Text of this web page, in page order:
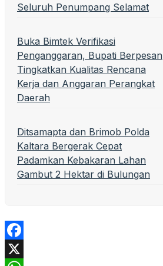
Seluruh Penumpang Selamat
Buka Bimtek Verifikasi
Penganggaran, Bupati Berpesan
Tingkatkan Kualitas Rencana
Kerja dan Anggaran Perangkat
Daerah
Ditsamapta dan Brimob Polda
Kaltara Bergerak Cepat
Padamkan Kebakaran Lahan
Gambut 2 Hektar di Bulungan
Facebook